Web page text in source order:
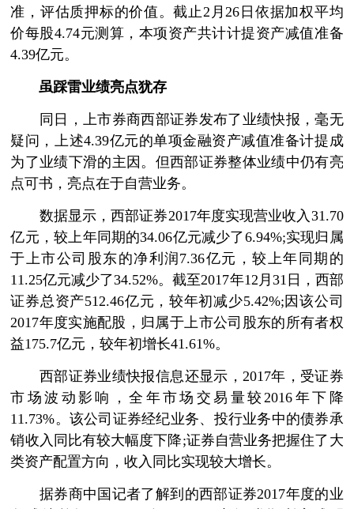
准，评估质押标的价值。截止2月26日依据加权平均
价每股4.74元测算，本项资产共计计提资产减值准备
4.39亿元。
虽踩雷业绩亮点犹存
同日，上市券商西部证券发布了业绩快报，毫无
疑问，上述4.39亿元的单项金融资产减值准备计提成
为了业绩下滑的主因。但西部证券整体业绩中仍有亮
点可书，亮点在于自营业务。
数据显示，西部证券2017年度实现营业收入31.70
亿元，较上年同期的34.06亿元减少了6.94%;实现归属
于上市公司股东的净利润7.36亿元，较上年同期的
11.25亿元减少了34.52%。截至2017年12月31日，西部
证券总资产512.46亿元，较年初减少5.42%;因该公司
2017年度实施配股，归属于上市公司股东的所有者权
益175.7亿元，较年初增长41.61%。
西部证券业绩快报信息还显示，2017年，受证券
市场波动影响，全年市场交易量较2016年下降
11.73%。该公司证券经纪业务、投行业务中的债券承
销收入同比有较大幅度下降;证券自营业务把握住了大
类资产配置方向，收入同比实现较大增长。
据券商中国记者了解到的西部证券2017年度的业